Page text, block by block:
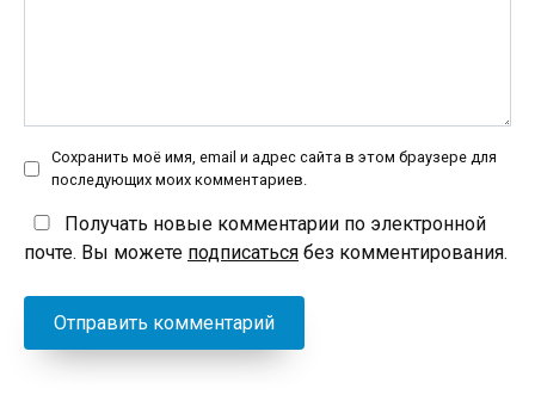
Сохранить моё имя, email и адрес сайта в этом браузере для
последующих моих комментариев.
Получать новые комментарии по электронной
почте. Вы можете подписаться без комментирования.